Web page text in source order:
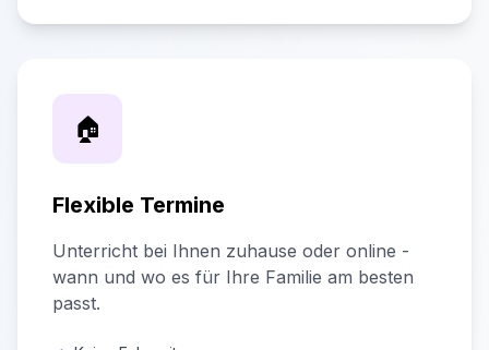
🏠
Flexible Termine
Unterricht bei Ihnen zuhause oder online -
wann und wo es für Ihre Familie am besten
passt.